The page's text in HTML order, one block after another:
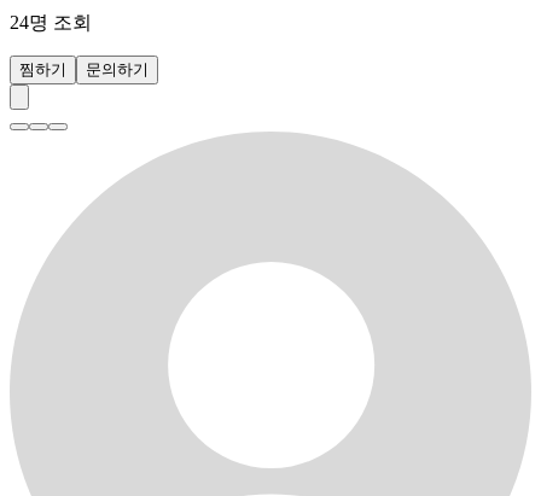
24명 조회
찜하기 문의하기